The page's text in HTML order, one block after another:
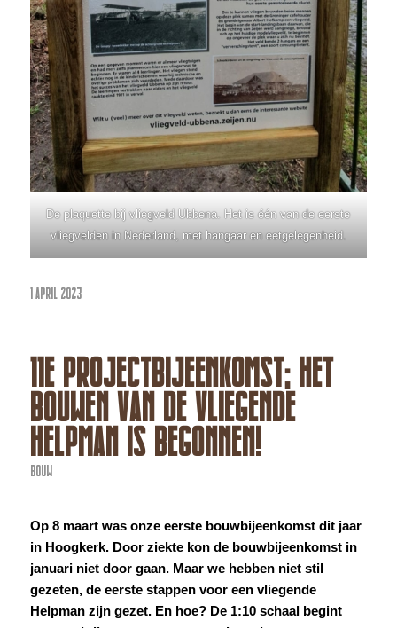
De plaquette bij vliegveld Ubbena. Het is één van de eerste
vliegvelden in Nederland, met hangaar en eetgelegenheid.
1 APRIL 2023
11E PROJECTBIJEENKOMST; HET
BOUWEN VAN DE VLIEGENDE
HELPMAN IS BEGONNEN!
BOUW
Op 8 maart was onze eerste bouwbijeenkomst dit jaar
in Hoogkerk. Door ziekte kon de bouwbijeenkomst in
januari niet door gaan. Maar we hebben niet stil
gezeten, de eerste stappen voor een vliegende
Helpman zijn gezet. En hoe? De 1:10 schaal begint